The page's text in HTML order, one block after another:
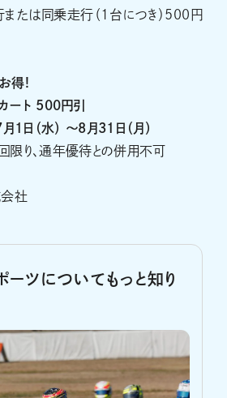
または同乗走行（1台につき）500円
得!
ート 500円引
日（水） ～8月31日（月）
り、通年優待との併用不可
会社
ーツについてもっと知り